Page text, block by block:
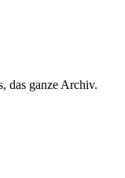
das ganze Archiv.